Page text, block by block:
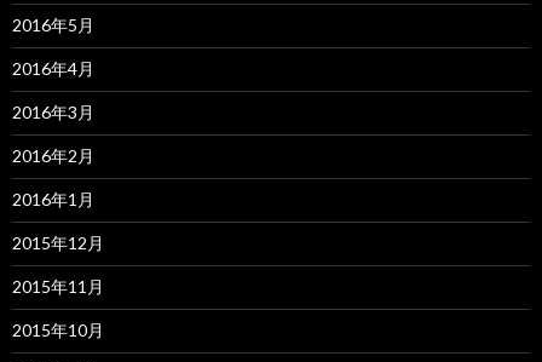
2016年5月
2016年4月
2016年3月
2016年2月
2016年1月
2015年12月
2015年11月
2015年10月